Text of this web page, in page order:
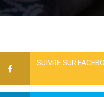
SUIVRE SUR